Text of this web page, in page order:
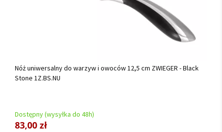
Nóż uniwersalny do warzyw i owoców 12,5 cm ZWIEGER - Black
Stone 1Z.BS.NU
Dostępny (wysyłka do 48h)
83,00 zł